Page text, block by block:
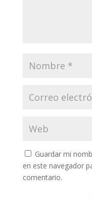
Guardar mi
en este navegador
comentario.